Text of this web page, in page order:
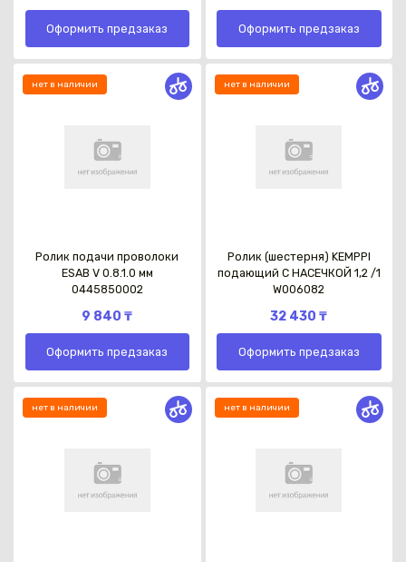
Оформить предзаказ Оформить предзаказ
нет в наличии
Ролик подачи проволоки
ESAB V 0.8.1.0 мм
0445850002
9 840 ₸
Оформить предзаказ
нет в наличии
Ролик (шестерня) KEMPPI
подающий С НАСЕЧКОЙ 1,2 /1
W006082
32 430 ₸
Оформить предзаказ
нет в наличии нет в наличии